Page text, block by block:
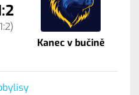
Kanec v bučině